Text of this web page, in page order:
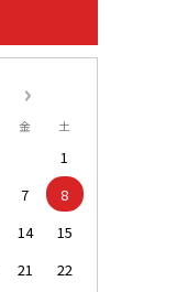
金 土
1
7
8
14
15
21 22